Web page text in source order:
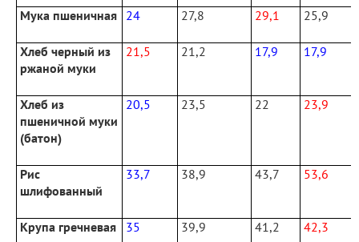
Мука пшеничная 24 27,8 29,1 25,9
Хлеб черный из
ржаной муки
21,5 21,2 17,9 17,9
Хлеб из
пшеничной муки
(батон)
20,5 23,5 22 23,9
Рис
шлифованный
33,7 38,9 43,7 53,6
Крупа гречневая 35 39,9 41,2 42,3